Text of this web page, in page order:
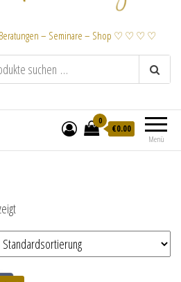
– Seminare – Shop ♡ ♡ ♡ ♡
Menü
0
€0.00